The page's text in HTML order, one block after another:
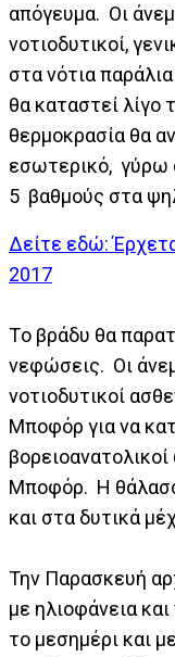
απόγευμα. Οι
νοτιοδυτικοί,
στα νότια
θα καταστεί λίγο
θερμοκρασία θα
εσωτερικό, γύρω
5 βαθμούς στα
Δείτε εδώ:
2017
Tο βράδυ θα
νεφώσεις. Οι
νοτιοδυτικοί
Μποφόρ για να
Μποφόρ. Η
και στα δυτικά
Την Παρασκευή
με ηλιοφάνεια
το μεσημέρι και